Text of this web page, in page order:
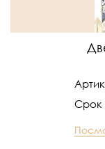
Срок